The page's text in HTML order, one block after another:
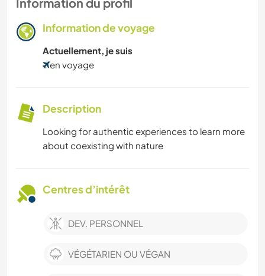
Information de voyage
Actuellement, je suis
en voyage
Description
Looking for authentic experiences to learn more
about coexisting with nature
Centres d’intérêt
DEV. PERSONNEL
VÉGÉTARIEN OU VÉGAN